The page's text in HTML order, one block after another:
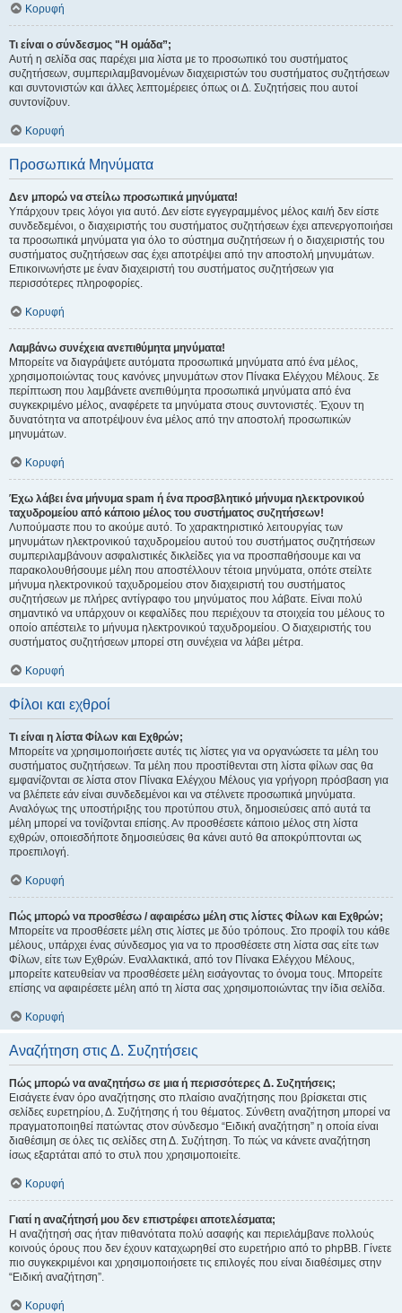
Κορυφή
Τι είναι ο σύνδεσμος "Η ομάδα”;
Αυτή η σελίδα σας παρέχει μια λίστα με το προσωπικό του συστήματος
συζητήσεων, συμπεριλαμβανομένων διαχειριστών του συστήματος συζητήσεων
και συντονιστών και άλλες λεπτομέρειες όπως οι Δ. Συζητήσεις που αυτοί
συντονίζουν.
Κορυφή
Προσωπικά Μηνύματα
Δεν μπορώ να στείλω προσωπικά μηνύματα!
Υπάρχουν τρεις λόγοι για αυτό. Δεν είστε εγγεγραμμένος μέλος και/ή δεν είστε
συνδεδεμένοι, ο διαχειριστής του συστήματος συζητήσεων έχει απενεργοποιήσει
τα προσωπικά μηνύματα για όλο το σύστημα συζητήσεων ή ο διαχειριστής του
συστήματος συζητήσεων σας έχει αποτρέψει από την αποστολή μηνυμάτων.
Επικοινωνήστε με έναν διαχειριστή του συστήματος συζητήσεων για
περισσότερες πληροφορίες.
Κορυφή
Λαμβάνω συνέχεια ανεπιθύμητα μηνύματα!
Μπορείτε να διαγράψετε αυτόματα προσωπικά μηνύματα από ένα μέλος,
χρησιμοποιώντας τους κανόνες μηνυμάτων στον Πίνακα Ελέγχου Μέλους. Σε
περίπτωση που λαμβάνετε ανεπιθύμητα προσωπικά μηνύματα από ένα
συγκεκριμένο μέλος, αναφέρετε τα μηνύματα στους συντονιστές. Έχουν τη
δυνατότητα να αποτρέψουν ένα μέλος από την αποστολή προσωπικών
μηνυμάτων.
Κορυφή
Έχω λάβει ένα μήνυμα spam ή ένα προσβλητικό μήνυμα ηλεκτρονικού
ταχυδρομείου από κάποιο μέλος του συστήματος συζητήσεων!
Λυπούμαστε που το ακούμε αυτό. Το χαρακτηριστικό λειτουργίας των
μηνυμάτων ηλεκτρονικού ταχυδρομείου αυτού του συστήματος συζητήσεων
συμπεριλαμβάνουν ασφαλιστικές δικλείδες για να προσπαθήσουμε και να
παρακολουθήσουμε μέλη που αποστέλλουν τέτοια μηνύματα, οπότε στείλτε
μήνυμα ηλεκτρονικού ταχυδρομείου στον διαχειριστή του συστήματος
συζητήσεων με πλήρες αντίγραφο του μηνύματος που λάβατε. Είναι πολύ
σημαντικό να υπάρχουν οι κεφαλίδες που περιέχουν τα στοιχεία του μέλους το
οποίο απέστειλε το μήνυμα ηλεκτρονικού ταχυδρομείου. Ο διαχειριστής του
συστήματος συζητήσεων μπορεί στη συνέχεια να λάβει μέτρα.
Κορυφή
Φίλοι και εχθροί
Τι είναι η λίστα Φίλων και Εχθρών;
Μπορείτε να χρησιμοποιήσετε αυτές τις λίστες για να οργανώσετε τα μέλη του
συστήματος συζητήσεων. Τα μέλη που προστίθενται στη λίστα φίλων σας θα
εμφανίζονται σε λίστα στον Πίνακα Ελέγχου Μέλους για γρήγορη πρόσβαση για
να βλέπετε εάν είναι συνδεδεμένοι και να στέλνετε προσωπικά μηνύματα.
Αναλόγως της υποστήριξης του προτύπου στυλ, δημοσιεύσεις από αυτά τα
μέλη μπορεί να τονίζονται επίσης. Αν προσθέσετε κάποιο μέλος στη λίστα
εχθρών, οποιεσδήποτε δημοσιεύσεις θα κάνει αυτό θα αποκρύπτονται ως
προεπιλογή.
Κορυφή
Πώς μπορώ να προσθέσω / αφαιρέσω μέλη στις λίστες Φίλων και Εχθρών;
Μπορείτε να προσθέσετε μέλη στις λίστες με δύο τρόπους. Στο προφίλ του κάθε
μέλους, υπάρχει ένας σύνδεσμος για να το προσθέσετε στη λίστα σας είτε των
Φίλων, είτε των Εχθρών. Εναλλακτικά, από τον Πίνακα Ελέγχου Μέλους,
μπορείτε κατευθείαν να προσθέσετε μέλη εισάγοντας το όνομα τους. Μπορείτε
επίσης να αφαιρέσετε μέλη από τη λίστα σας χρησιμοποιώντας την ίδια σελίδα.
Κορυφή
Αναζήτηση στις Δ. Συζητήσεις
Πώς μπορώ να αναζητήσω σε μια ή περισσότερες Δ. Συζητήσεις;
Εισάγετε έναν όρο αναζήτησης στο πλαίσιο αναζήτησης που βρίσκεται στις
σελίδες ευρετηρίου, Δ. Συζήτησης ή του θέματος. Σύνθετη αναζήτηση μπορεί να
πραγματοποιηθεί πατώντας στον σύνδεσμο “Ειδική αναζήτηση” η οποία είναι
διαθέσιμη σε όλες τις σελίδες στη Δ. Συζήτηση. Το πώς να κάνετε αναζήτηση
ίσως εξαρτάται από το στυλ που χρησιμοποιείτε.
Κορυφή
Γιατί η αναζήτησή μου δεν επιστρέφει αποτελέσματα;
Η αναζήτησή σας ήταν πιθανότατα πολύ ασαφής και περιελάμβανε πολλούς
κοινούς όρους που δεν έχουν καταχωρηθεί στο ευρετήριο από το phpBB. Γίνετε
πιο συγκεκριμένοι και χρησιμοποιήσετε τις επιλογές που είναι διαθέσιμες στην
“Ειδική αναζήτηση”.
Κορυφή